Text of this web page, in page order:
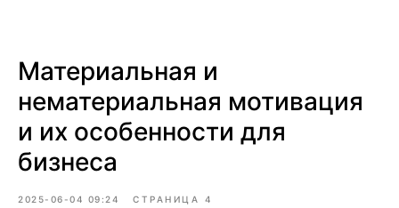
Материальная и
нематериальная мотивация
и их особенности для
бизнеса
2025-06-04 09:24 СТРАНИЦА 4